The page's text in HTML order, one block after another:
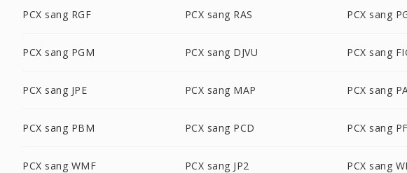
PCX sang RGF PCX sang RAS PCX sang
PCX sang PGM PCX sang DJVU PCX sang
PCX sang JPE PCX sang MAP PCX sang
PCX sang PBM PCX sang PCD PCX sang
PCX sang WMF PCX sang JP2 PCX sang